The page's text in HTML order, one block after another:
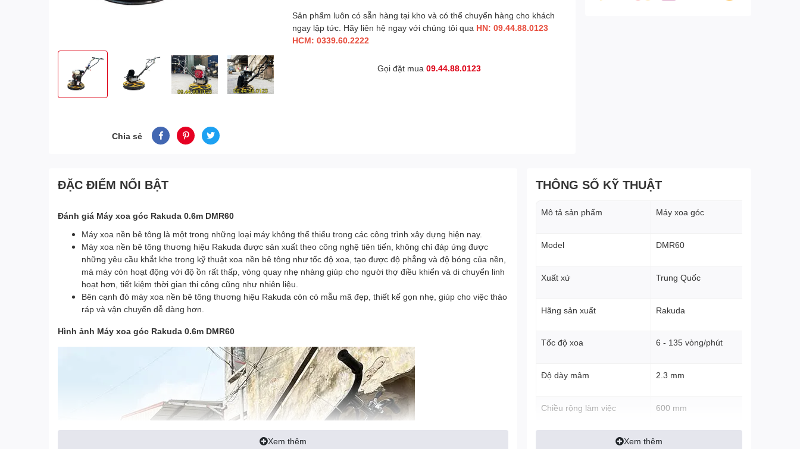
Chia sẻ
Sản phẩm luôn có sẵn hàng tại kho và có thể chuyển hàng cho khách
ngay lập tức. Hãy liên hệ ngay với chúng tôi qua HN: 09.44.88.0123
HCM: 0339.60.2222
Gọi đặt mua09.44.88.0123
ĐẶC ĐIỂM NỔI BẬT
Đánh giá Máy xoa góc Rakuda 0.6m DMR60
Máy xoa nền bê tông là một trong những loại máy không thể thiếu trong các công trình xây dựng hiện nay.
Máy xoa nền bê tông thương hiệu Rakuda được sản xuất theo công nghệ tiên tiến, không chỉ đáp ứng được
những yêu cầu khắt khe trong kỹ thuật xoa nền bê tông như tốc độ xoa, tạo được độ phẳng và độ bóng của nền,
mà máy còn hoạt động với độ ồn rất thấp, vòng quay nhẹ nhàng giúp cho người thợ điều khiển và di chuyển linh
hoạt hơn, tiết kiệm thời gian thi công cũng như nhiên liệu.
Bên cạnh đó máy xoa nền bê tông thương hiệu Rakuda còn có mẫu mã đẹp, thiết kế gọn nhẹ, giúp cho việc tháo
ráp và vận chuyển dễ dàng hơn.
Hình ảnh Máy xoa góc Rakuda 0.6m DMR60
Xem thêm
THÔNG SỐ KỸ THUẬT
Mô tả sản phẩm Máy xoa góc
Model DMR60
Xuất xứ Trung Quốc
Hãng sản xuất Rakuda
Tốc độ xoa 6 - 135 vòng/phút
Độ dày mâm 2.3 mm
Chiều rộng làm việc 600 mm
190 x 125 mm
Xem thêm